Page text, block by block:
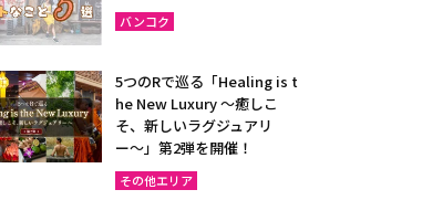
バンコク
5つのRで巡る「Healing is t
he New Luxury ～癒しこ
そ、新しいラグジュアリ
ー〜」第2弾を開催！
その他エリア